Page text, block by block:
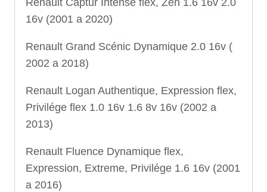
Renault Captur Intense flex, Zen 1.6 16v 2.0
16v (2001 a 2020)
Renault Grand Scénic Dynamique 2.0 16v (
2002 a 2018)
Renault Logan Authentique, Expression flex,
Privilége flex 1.0 16v 1.6 8v 16v (2002 a
2013)
Renault Fluence Dynamique flex,
Expression, Extreme, Privilége 1.6 16v (2001
a 2016)